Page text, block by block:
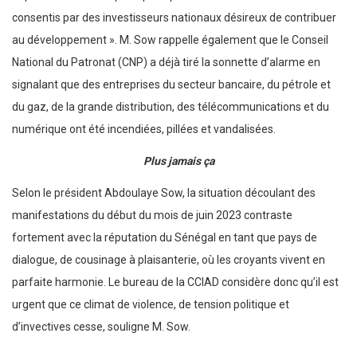
consentis par des investisseurs nationaux désireux de contribuer
au développement ». M. Sow rappelle également que le Conseil
National du Patronat (CNP) a déjà tiré la sonnette d’alarme en
signalant que des entreprises du secteur bancaire, du pétrole et
du gaz, de la grande distribution, des télécommunications et du
numérique ont été incendiées, pillées et vandalisées.
Plus jamais ça
Selon le président Abdoulaye Sow, la situation découlant des
manifestations du début du mois de juin 2023 contraste
fortement avec la réputation du Sénégal en tant que pays de
dialogue, de cousinage à plaisanterie, où les croyants vivent en
parfaite harmonie. Le bureau de la CCIAD considère donc qu’il est
urgent que ce climat de violence, de tension politique et
d’invectives cesse, souligne M. Sow.